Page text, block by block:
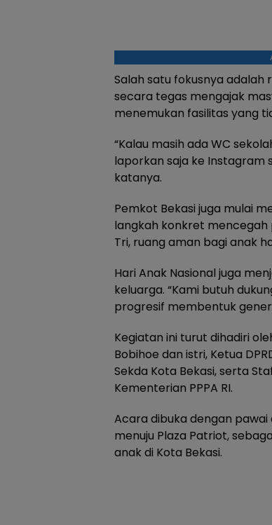
Salah satu fokusnya adalah
secara tegas mengajak
menemukan fasilitas yang
“Kalau masih ada WC
laporkan saja ke Instagram
katanya.
Pemkot Bekasi juga mulai
langkah konkret mencegah
Tri, ruang aman bagi anak
Hari Anak Nasional juga
keluarga. “Kami butuh
progresif membentuk
Kegiatan ini turut dihadiri
Bobihoe dan istri, Ketua
Sekda Kota Bekasi, serta
Kementerian PPPA RI.
Acara dibuka dengan
menuju Plaza Patriot,
anak di Kota Bekasi.